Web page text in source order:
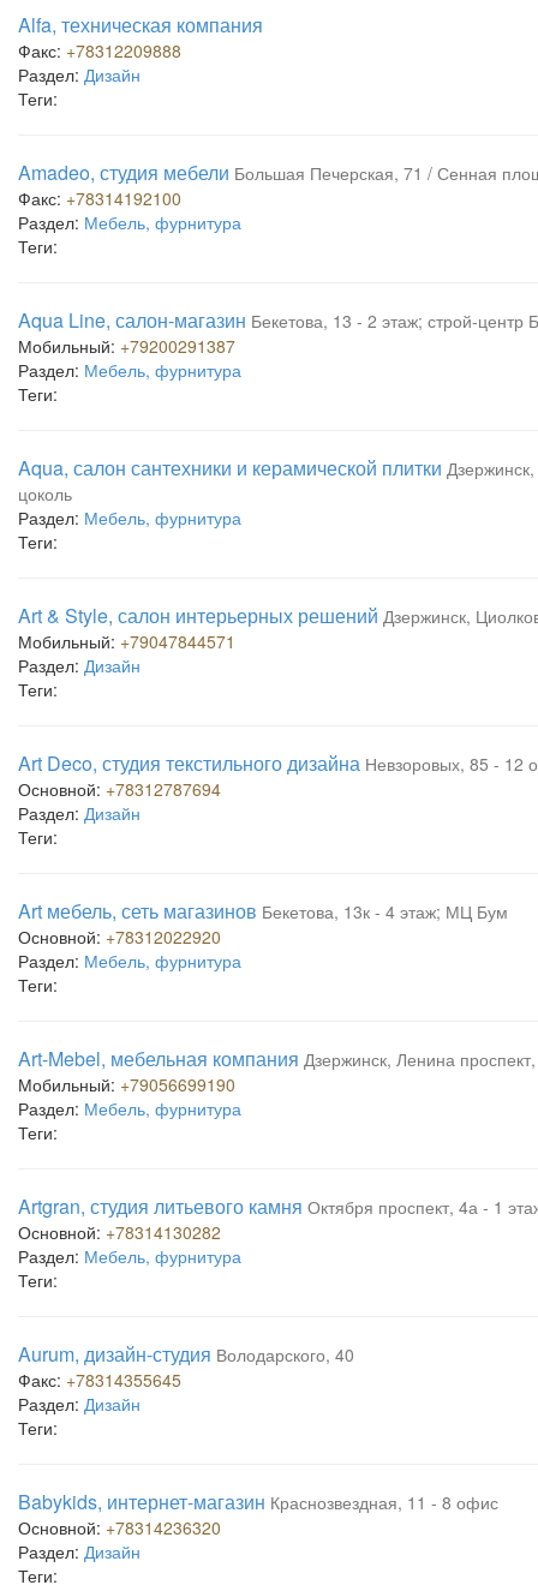
Alfa, техническая компания
Факс: +78312209888
Раздел: Дизайн
Теги:
Amadeo, студия мебели Большая Печерская, 71 / Сенная
Факс: +78314192100
Раздел: Мебель, фурнитура
Теги:
Aqua Line, салон-магазин Бекетова, 13 - 2 этаж; строй-центр
Мобильный: +79200291387
Раздел: Мебель, фурнитура
Теги:
Aqua, салон сантехники и керамической плитки
цоколь
Раздел: Мебель, фурнитура
Теги:
Art & Style, салон интерьерных решений Дзержинск,
Мобильный: +79047844571
Раздел: Дизайн
Теги:
Art Deco, студия текстильного дизайна Невзоровых, 85 - 12
Основной: +78312787694
Раздел: Дизайн
Теги:
Art мебель, сеть магазинов Бекетова, 13к - 4 этаж; МЦ Бум
Основной: +78312022920
Раздел: Мебель, фурнитура
Теги:
Art-Mebel, мебельная компания Дзержинск, Ленина
Мобильный: +79056699190
Раздел: Мебель, фурнитура
Теги:
Artgran, студия литьевого камня Октября проспект, 4а - 1
Основной: +78314130282
Раздел: Мебель, фурнитура
Теги:
Aurum, дизайн-студия Володарского, 40
Факс: +78314355645
Раздел: Дизайн
Теги:
Babykids, интернет-магазин Краснозвездная, 11 - 8 офис
Основной: +78314236320
Раздел: Дизайн
Теги: